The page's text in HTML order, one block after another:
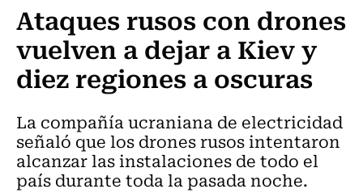
Ataques rusos con drones
vuelven a dejar a Kiev y
diez regiones a oscuras
La compañía ucraniana de electricidad
señaló que los drones rusos intentaron
alcanzar las instalaciones de todo el
país durante toda la pasada noche.